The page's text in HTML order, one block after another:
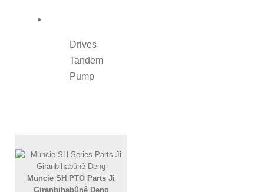
Drives
Tandem
Pump
Muncie SH PTO Parts Ji
Giranbihabûnê Deng